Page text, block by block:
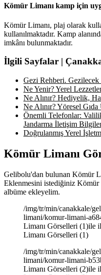
Kömür Limanı kamp için
Kömür Limanı, plaj olarak
kullanılmaktadır. Kamp
imkânı bulunmaktadır.
İlgili Sayfalar |
Gezi Rehberi.
Ne Yenir? Yerel
Ne Alınır? Hediyelik,
Ne Alınır? Yöresel
Önemli Telefonlar:
Jandarma İletişim
Doğrulanmış Yerel
Kömür Limanı
Gelibolu'dan bulunan Kömür
Eklenmesini istediğiniz Kömür
albüme ekleyelim.
/img/tr/min/canakkale/
limani/komur-limani-
Limanı Görselleri (1)ile
Limanı Görselleri (1)
/img/tr/min/canakkale/
limani/komur-limani-
Limanı Görselleri (2)ile